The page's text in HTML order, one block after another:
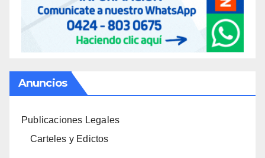
Anuncios
Publicaciones Legales
Carteles y Edictos